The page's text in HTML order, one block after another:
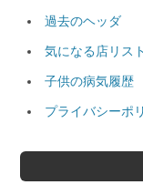
過去のヘッダ
気になる店リスト
子供の病気履歴
プライバシーポ